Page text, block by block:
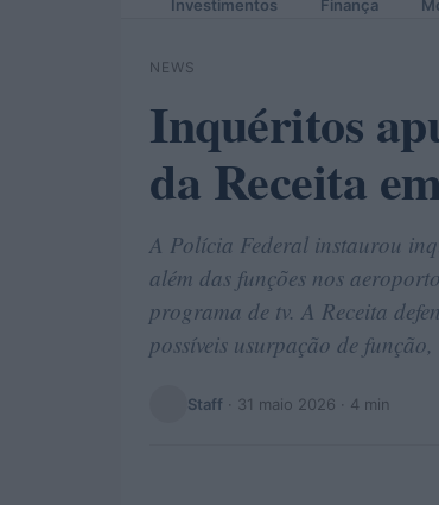
Investimentos Finança
NEWS
Inquéritos
da Receita
A Polícia Federal instaurou
além das funções nos
programa de tv. A Receita
possíveis usurpação de
Staff · 31 maio 2026 · 4 min